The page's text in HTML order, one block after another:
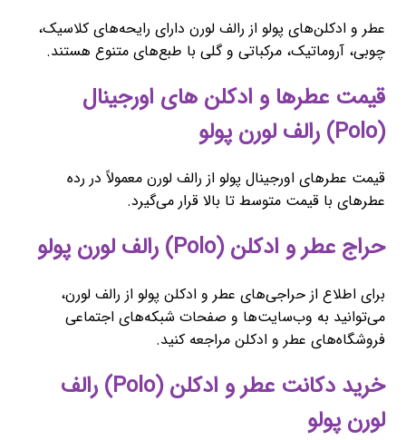
عطر و ادکلن‌های پولو از رالف لورن دارای رایحه‌های کلاسیک،
چوبی، آروماتیک، مرکباتی و گلی با طبع‌های متنوع هستند.
قیمت عطرها و ادکلن های اورجینال
(Polo) رالف لورن پولو
قیمت عطرهای اورجینال پولو از رالف لورن معمولاً در رده
عطرهای با قیمت متوسط تا بالا قرار می‌گیرد.
حراج عطر و ادکلن (Polo) رالف لورن پولو
برای اطلاع از حراجی‌های عطر و ادکلن پولو از رالف لورن،
می‌توانید به وب‌سایت‌ها و صفحات شبکه‌های اجتماعی
فروشگاه‌های عطر و ادکلن مراجعه کنید.
خرید دکانت عطر و ادکلن (Polo) رالف
لورن پولو